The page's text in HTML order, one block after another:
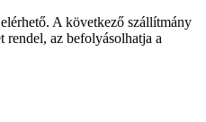
A következő szállítmány
az befolyásolhatja a